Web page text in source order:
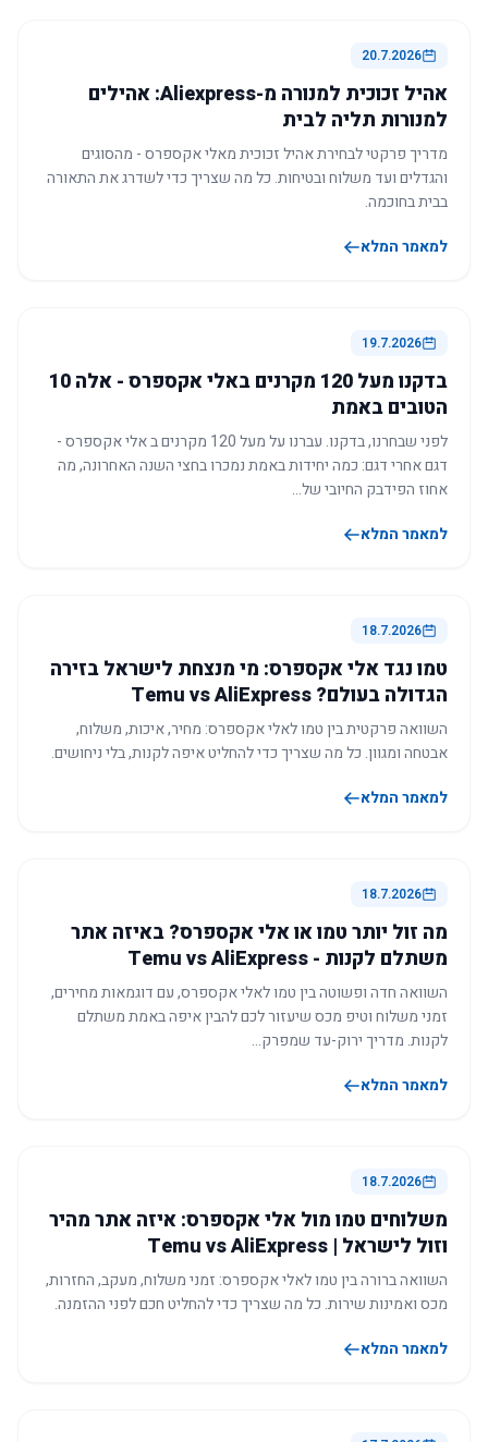
20.7.2026
אהיל זכוכית למנורה מ-Aliexpress: אהילים
למנורות תליה לבית
מדריך פרקטי לבחירת אהיל זכוכית מאלי אקספרס - מהסוגים
והגדלים ועד משלוח ובטיחות. כל מה שצריך כדי לשדרג את התאורה
בבית בחוכמה.
למאמר המלא
19.7.2026
בדקנו מעל 120 מקרנים באלי אקספרס - אלה 10
הטובים באמת
לפני שבחרנו, בדקנו. עברנו על מעל 120 מקרנים ב אלי אקספרס -
דגם אחרי דגם: כמה יחידות באמת נמכרו בחצי השנה האחרונה, מה
אחוז הפידבק החיובי של…
למאמר המלא
18.7.2026
טמו נגד אלי אקספרס: מי מנצחת לישראל בזירה
הגדולה בעולם? Temu vs AliExpress
השוואה פרקטית בין טמו לאלי אקספרס: מחיר, איכות, משלוח,
אבטחה ומגוון. כל מה שצריך כדי להחליט איפה לקנות, בלי ניחושים.
למאמר המלא
18.7.2026
מה זול יותר טמו או אלי אקספרס? באיזה אתר
משתלם לקנות - Temu vs AliExpress
השוואה חדה ופשוטה בין טמו לאלי אקספרס, עם דוגמאות מחירים,
זמני משלוח וטיפ מכס שיעזור לכם להבין איפה באמת משתלם
לקנות. מדריך ירוק-עד שמפרק…
למאמר המלא
18.7.2026
משלוחים טמו מול אלי אקספרס: איזה אתר מהיר
וזול לישראל | Temu vs AliExpress
השוואה ברורה בין טמו לאלי אקספרס: זמני משלוח, מעקב, החזרות,
מכס ואמינות שירות. כל מה שצריך כדי להחליט חכם לפני ההזמנה.
למאמר המלא